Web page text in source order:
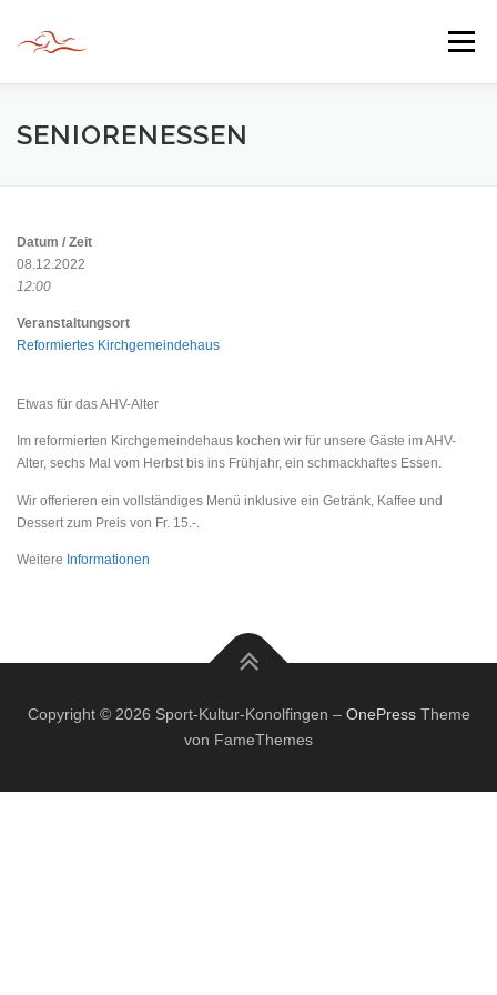
springen
Menü
HERZLICH WILLKOMMEN
INFORMATIONEN
SENIORENESSEN
Datum / Zeit
08.12.2022
12:00
Veranstaltungsort
Reformiertes Kirchgemeindehaus
Etwas für das AHV-Alter
Im reformierten Kirchgemeindehaus kochen wir für unsere Gäste im AHV-
Alter, sechs Mal vom Herbst bis ins Frühjahr, ein schmackhaftes Essen.
Wir offerieren ein vollständiges Menü inklusive ein Getränk, Kaffee und
Dessert zum Preis von Fr. 15.-.
Weitere Informationen
Copyright © 2026 Sport-Kultur-Konolfingen – OnePressTheme
von FameThemes